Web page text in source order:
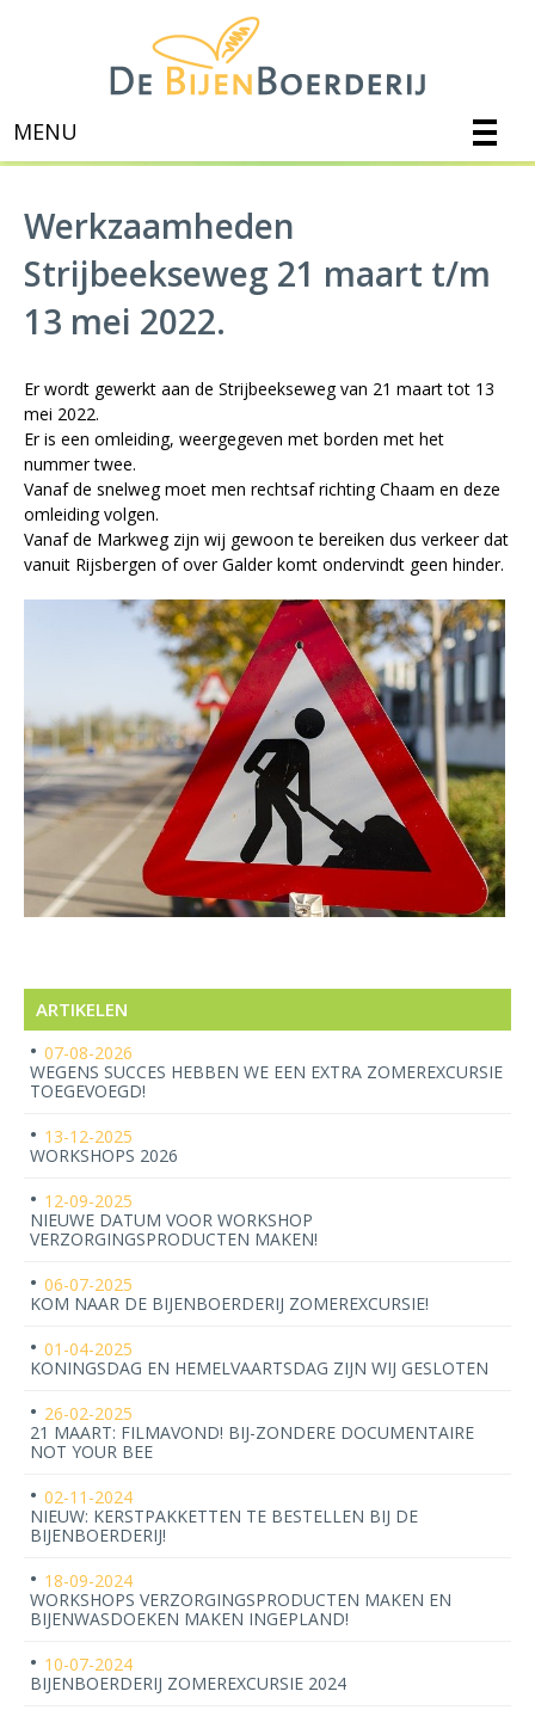
MENU
Werkzaamheden
Strijbeekseweg 21 maart t/m
13 mei 2022.
Er wordt gewerkt aan de Strijbeekseweg van 21 maart tot 13
mei 2022.
Er is een omleiding, weergegeven met borden met het
nummer twee.
Vanaf de snelweg moet men rechtsaf richting Chaam en deze
omleiding volgen.
Vanaf de Markweg zijn wij gewoon te bereiken dus verkeer dat
vanuit Rijsbergen of over Galder komt ondervindt geen hinder.
ARTIKELEN
07-08-2026
WEGENS SUCCES HEBBEN WE EEN EXTRA ZOMEREXCURSIE
TOEGEVOEGD!
13-12-2025
WORKSHOPS 2026
12-09-2025
NIEUWE DATUM VOOR WORKSHOP
VERZORGINGSPRODUCTEN MAKEN!
06-07-2025
KOM NAAR DE BIJENBOERDERIJ ZOMEREXCURSIE!
01-04-2025
KONINGSDAG EN HEMELVAARTSDAG ZIJN WIJ GESLOTEN
26-02-2025
21 MAART: FILMAVOND! BIJ-ZONDERE DOCUMENTAIRE
NOT YOUR BEE
02-11-2024
NIEUW: KERSTPAKKETTEN TE BESTELLEN BIJ DE
BIJENBOERDERIJ!
18-09-2024
WORKSHOPS VERZORGINGSPRODUCTEN MAKEN EN
BIJENWASDOEKEN MAKEN INGEPLAND!
10-07-2024
BIJENBOERDERIJ ZOMEREXCURSIE 2024